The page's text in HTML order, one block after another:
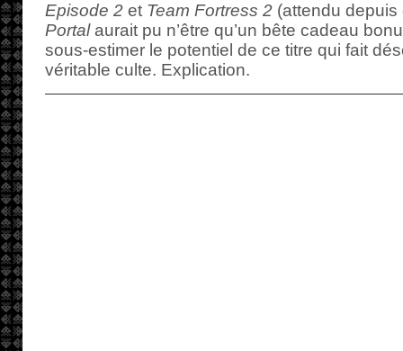
Episode 2 et Team Fortress 2 (attendu
Portalaurait pu n’être qu’un bête cadeau
sous-estimer le potentiel de ce titre qui fait
véritable culte. Explication.